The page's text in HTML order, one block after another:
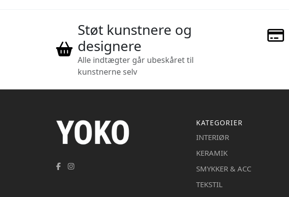
Støt kunstnere og
designere
Alle indtægter går ubeskåret til
kunstnerne selv
KATEGORIER
INTERIØR
KERAMIK
SMYKKER & ACC
TEKSTIL